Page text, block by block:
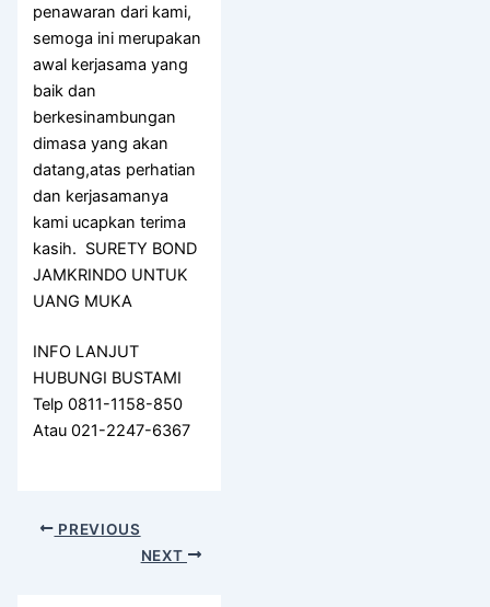
penawaran dari kami,
semoga ini merupakan
awal kerjasama yang
baik dan
berkesinambungan
dimasa yang akan
datang,atas perhatian
dan kerjasamanya
kami ucapkan terima
kasih. SURETY BOND
JAMKRINDO UNTUK
UANG MUKA
INFO LANJUT
HUBUNGI BUSTAMI
Telp 0811-1158-850
Atau 021-2247-6367
PREVIOUS
NEXT